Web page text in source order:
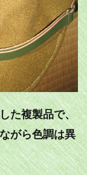
た複製品で、
がら色調は異